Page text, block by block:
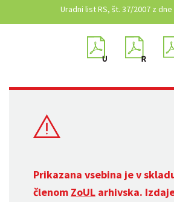
Uradni list RS, št. 37/2007 z dne
Prikazana vsebina je v
členom ZoUL arhivska.